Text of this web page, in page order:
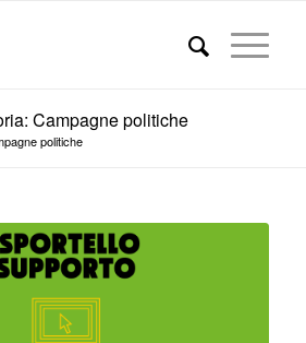
Campagne politiche
politiche